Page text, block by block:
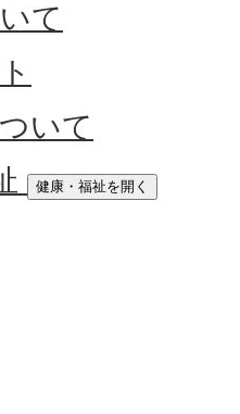
て
いて
健康・福祉を開く